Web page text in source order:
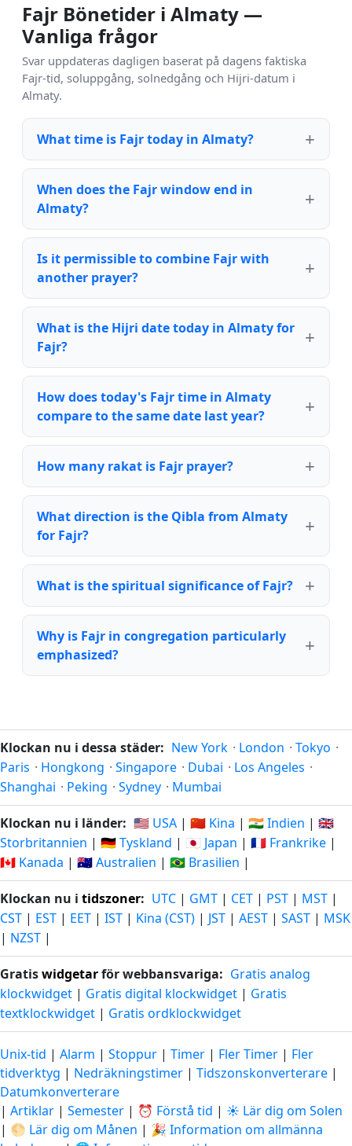
Fajr Bönetider i Almaty —
Vanliga frågor
Svar uppdateras dagligen baserat på dagens faktiska
Fajr-tid, soluppgång, solnedgång och Hijri-datum i
Almaty.
What time is Fajr today in Almaty?
When does the Fajr window end in
Almaty?
Is it permissible to combine Fajr with
another prayer?
What is the Hijri date today in Almaty for
Fajr?
How does today's Fajr time in Almaty
compare to the same date last year?
How many rakat is Fajr prayer?
What direction is the Qibla from Almaty
for Fajr?
What is the spiritual significance of Fajr?
Why is Fajr in congregation particularly
emphasized?
Klockan nu i dessa städer: New York · London · Tokyo ·
Paris · Hongkong · Singapore · Dubai · Los Angeles ·
Shanghai · Peking · Sydney · Mumbai
Klockan nu i länder: 🇺🇸 USA | 🇨🇳 Kina | 🇮🇳 Indien | 🇬🇧
Storbritannien | 🇩🇪 Tyskland | 🇯🇵 Japan | 🇫🇷 Frankrike |
🇨🇦 Kanada | 🇦🇺 Australien | 🇧🇷 Brasilien |
Klockan nu i tidszoner: UTC | GMT | CET | PST | MST |
CST | EST | EET | IST | Kina (CST) | JST | AEST | SAST | MSK
| NZST |
Gratiswidgetarför webbansvariga: Gratis analog
klockwidget | Gratis digital klockwidget | Gratis
textklockwidget | Gratis ordklockwidget
Unix-tid | Alarm | Stoppur | Timer | Fler Timer | Fler
tidverktyg | Nedräkningstimer | Tidszonskonverterare |
Datumkonverterare
| Artiklar | Semester | ⏰ Förstå tid | ☀️ Lär dig om Solen
| 🌕 Lär dig om Månen | 🎉 Information om allmänna